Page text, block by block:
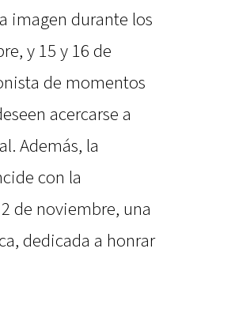
imagen durante los
y 15 y 16 de
de momentos
acercarse a
Además, la
con la
de noviembre, una
dedicada a honrar